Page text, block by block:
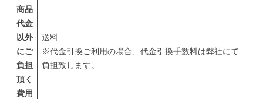
想
や
技
術
に
よ
admin
商品
代金
以外
にご
負担
頂く
費用
送料
※代金引換ご利用の場合、代金引換手数料は弊社にて
負担致します。